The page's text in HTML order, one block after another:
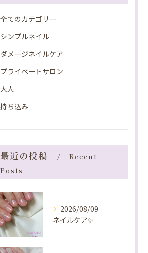
全てのカテゴリー
シンプルネイル
ダメージネイルケア
プライベートサロン
大人
持ち込み
最近の投稿
Recent
Posts
2026/08/09
ネイルケア✨️